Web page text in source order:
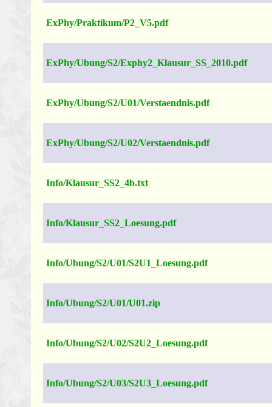
ExPhy/Praktikum/P2_V5.pdf
ExPhy/Ubung/S2/Exphy2_Klausur_SS_2010.pdf
ExPhy/Ubung/S2/U01/Verstaendnis.pdf
ExPhy/Ubung/S2/U02/Verstaendnis.pdf
Info/Klausur_SS2_4b.txt
Info/Klausur_SS2_Loesung.pdf
Info/Ubung/S2/U01/S2U1_Loesung.pdf
Info/Ubung/S2/U01/U01.zip
Info/Ubung/S2/U02/S2U2_Loesung.pdf
Info/Ubung/S2/U03/S2U3_Loesung.pdf